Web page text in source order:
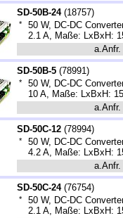
SD-50B-24(18757)
*
50 W, DC-DC
2.1 A, Maße: LxBxH:
a.Anfr.
SD-50B-5 (78991)
*
50 W, DC-DC
10 A, Maße: LxBxH:
a.Anfr.
SD-50C-12 (78994)
*
50 W, DC-DC
4.2 A, Maße: LxBxH:
a.Anfr.
SD-50C-24(76754)
*
50 W, DC-DC
2.1 A, Maße: LxBxH: